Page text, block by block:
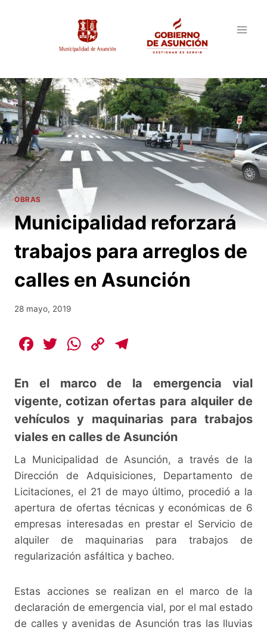
OBRAS
Municipalidad reforzará
trabajos para arreglos de
calles en Asunción
28 mayo, 2019
F
c
e
b
o
o
k
T
itt
er
W
at
s
A
p
p
C
p
y
Li
n
k
e
gr
a
m
En el marco de la emergencia vial
vigente, cotizan ofertas para alquiler de
vehículos y maquinarias para trabajos
viales en calles de Asunción
La Municipalidad de Asunción, a través de la
Dirección de Adquisiciones, Departamento de
Licitaciones, el 21 de mayo último, procedió a la
apertura de ofertas técnicas y económicas de 6
empresas interesadas en prestar el Servicio de
alquiler de maquinarias para trabajos de
regularización asfáltica y bacheo.
Estas acciones se realizan en el marco de la
declaración de emergencia vial, por el mal estado
de calles y avenidas de Asunción tras las lluvias